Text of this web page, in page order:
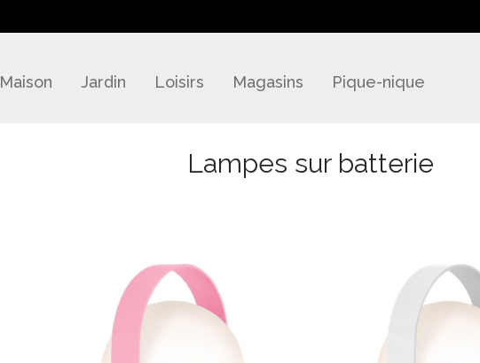
Maison Jardin Loisirs Magasins Pique-nique
Lampes sur batterie